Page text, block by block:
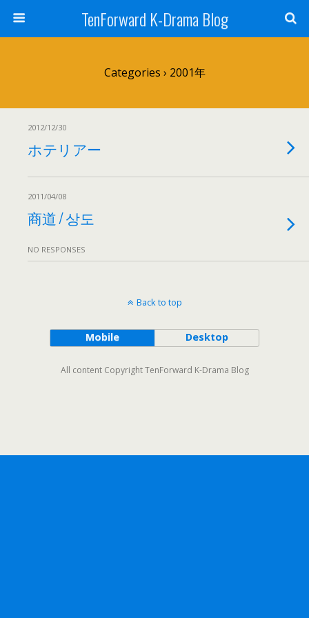
TenForward K-Drama Blog
Categories › 2001年
2012/12/30
ホテリアー
2011/04/08
商道 / 상도
NO RESPONSES
Back to top
Mobile Desktop
All content Copyright TenForward K-Drama Blog